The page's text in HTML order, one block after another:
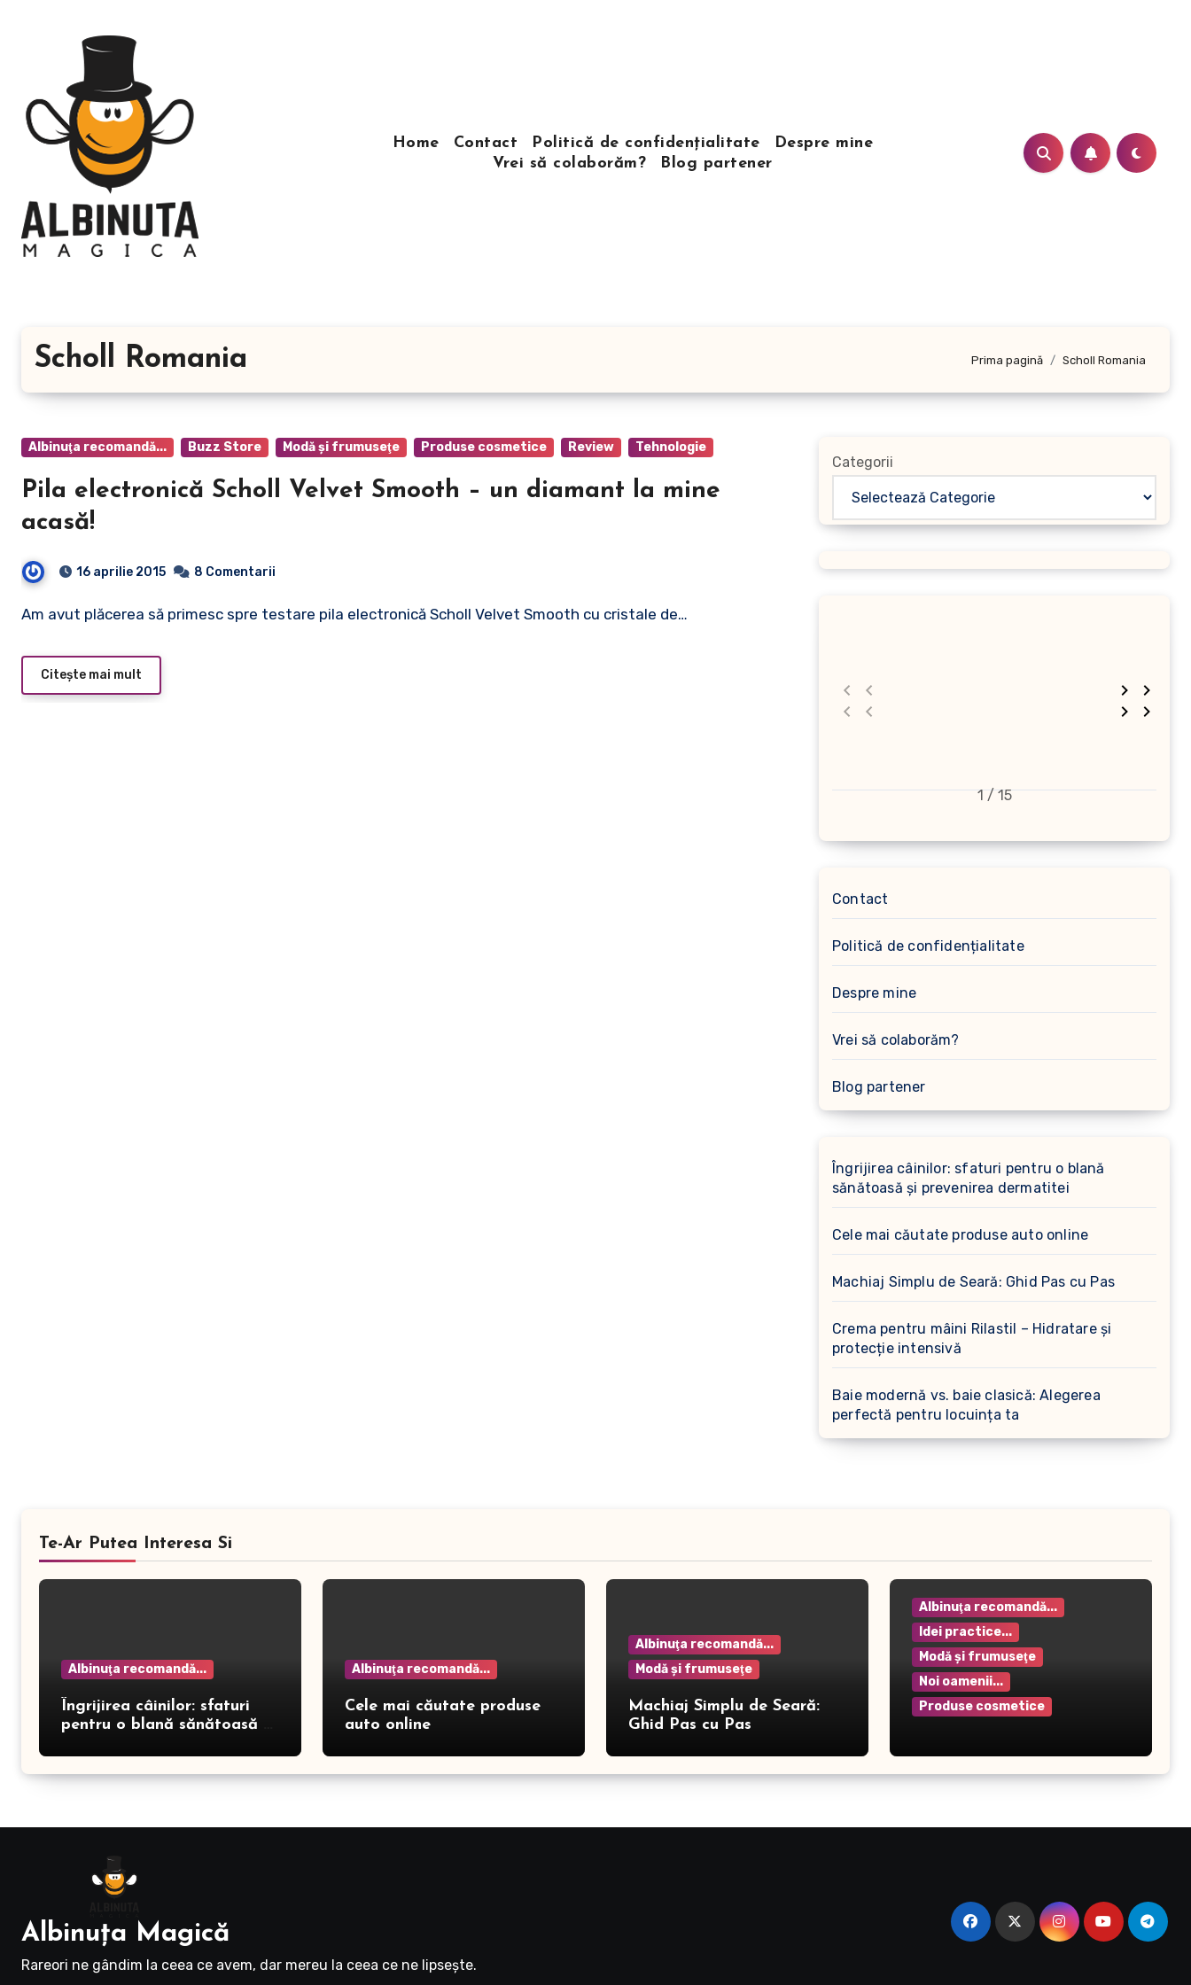
Home Contact Politică de confidențialitate
Despre mine
Vrei să colaborăm?
Blog partener
Scholl Romania Prima pagină Scholl Romania
Albinuţa recomandă... Buzz Store Modă şi frumuseţe Produse cosmetice Review Tehnologie
Pila electronică Scholl Velvet Smooth – un diamant la mine
acasă!
16 aprilie 2015 8 Comentarii
Am avut plăcerea să primesc spre testare pila electronică Scholl Velvet Smooth cu cristale de…
Citește mai mult
Categorii
1 / 15
Contact
Politică de confidențialitate
Despre mine
Vrei să colaborăm?
Blog partener
Îngrijirea câinilor: sfaturi pentru o blană
sănătoasă și prevenirea dermatitei
Cele mai căutate produse auto online
Machiaj Simplu de Seară: Ghid Pas cu Pas
Crema pentru mâini Rilastil – Hidratare și
protecție intensivă
Baie modernă vs. baie clasică: Alegerea
perfectă pentru locuința ta
Te-Ar Putea Interesa Si
Albinuţa recomandă...
Îngrijirea câinilor: sfaturi
pentru o blană sănătoasă și
Albinuţa recomandă...
Cele mai căutate produse
auto online
Albinuţa recomandă...
Modă şi frumuseţe
Machiaj Simplu de Seară:
Ghid Pas cu Pas
Albinuţa recomandă...
Idei practice...
Modă şi frumuseţe
Noi oamenii...
Produse cosmetice
– Hidratare și protecție
intensivă
Albinuţa Magică
Rareori ne gândim la ceea ce avem, dar mereu la ceea ce ne lipseşte.